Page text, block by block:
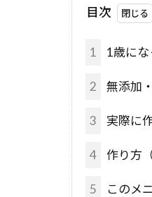
目次
1 1歳に
2 無添加
3 実際に
4 作り方
5 このメ